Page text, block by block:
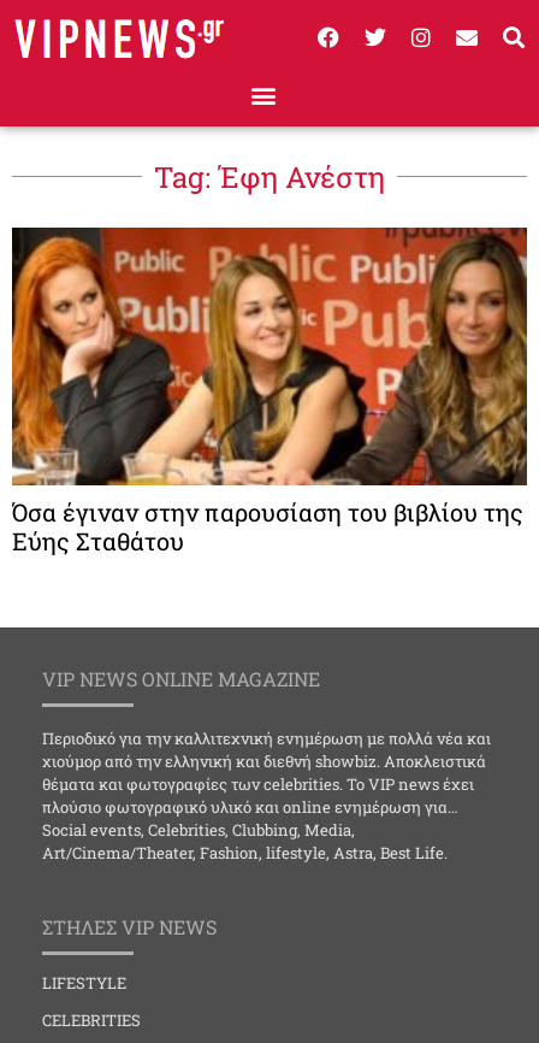
Tag: Έφη Ανέστη
Όσα έγιναν στην παρουσίαση του βιβλίου της
Εύης Σταθάτου
VIP NEWS ONLINE MAGAZINE
Περιοδικό για την καλλιτεχνική ενημέρωση με πολλά νέα και
χιούμορ από την ελληνική και διεθνή showbiz. Αποκλειστικά
θέματα και φωτογραφίες των celebrities. Το VIP news έχει
πλούσιο φωτογραφικό υλικό και online ενημέρωση για…
Social events, Celebrities, Clubbing, Media,
Art/Cinema/Theater, Fashion, lifestyle, Astra, Best Life.
ΣΤΗΛΕΣ VIP NEWS
LIFESTYLE
CELEBRITIES